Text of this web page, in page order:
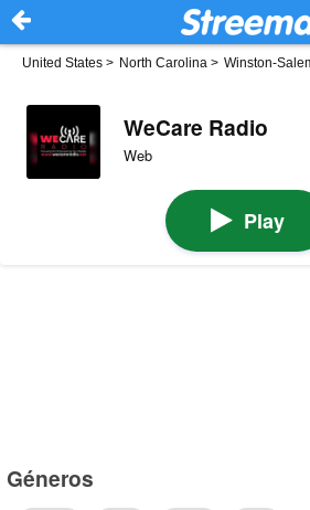
United States > North Carolina > Winston-
WeCare Radio
Web
Play
Géneros